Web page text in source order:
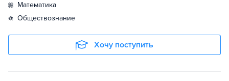
математика
обществознание
Хочу поступить